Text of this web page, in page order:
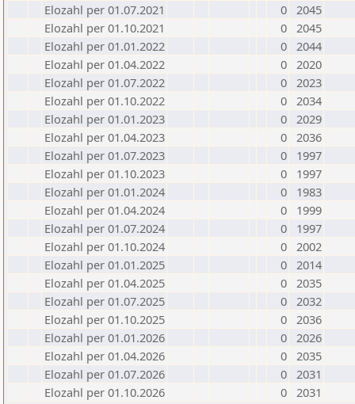
Elozahl per 01.07.2021
0 2045
Elozahl per 01.10.2021
0 2045
Elozahl per 01.01.2022
0 2044
Elozahl per 01.04.2022
0 2020
Elozahl per 01.07.2022
0 2023
Elozahl per 01.10.2022
0 2034
Elozahl per 01.01.2023
0 2029
Elozahl per 01.04.2023
0 2036
Elozahl per 01.07.2023
0
1997
Elozahl per 01.10.2023
0
1997
Elozahl per 01.01.2024
0
1983
Elozahl per 01.04.2024
0
1999
Elozahl per 01.07.2024
0
1997
Elozahl per 01.10.2024
0 2002
Elozahl per 01.01.2025
0 2014
Elozahl per 01.04.2025
0 2035
Elozahl per 01.07.2025
0 2032
Elozahl per 01.10.2025
0 2036
Elozahl per 01.01.2026
0 2026
Elozahl per 01.04.2026
0 2035
Elozahl per 01.07.2026
0 2031
Elozahl per 01.10.2026
0 2031